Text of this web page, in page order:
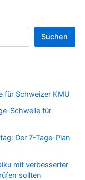
Suchen
für Schweizer KMU
Schwelle für
Der 7-Tage-Plan
mit verbesserter
sollten